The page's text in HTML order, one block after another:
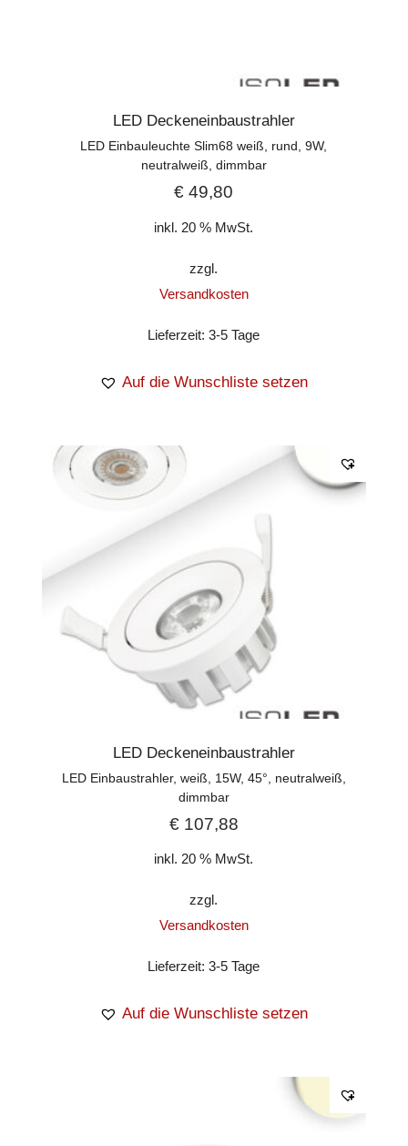
LED Deckeneinbaustrahler
LED Einbauleuchte Slim68 weiß, rund, 9W,
neutralweiß, dimmbar
€ 49,80
inkl. 20 % MwSt.
zzgl.
Versandkosten
Lieferzeit:3-5 Tage
Auf die Wunschliste setzen
LED Deckeneinbaustrahler
LED Einbaustrahler, weiß, 15W, 45°, neutralweiß,
dimmbar
€107,88
inkl. 20 % MwSt.
zzgl.
Versandkosten
Lieferzeit:3-5 Tage
Auf die Wunschliste setzen